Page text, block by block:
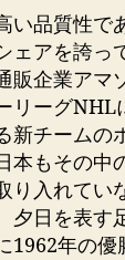
い品質性で
ェアを誇っ
販企業アマ
リーグNHL
新チームの
本もその中
り入れてい
夕日を表す
1962年の優